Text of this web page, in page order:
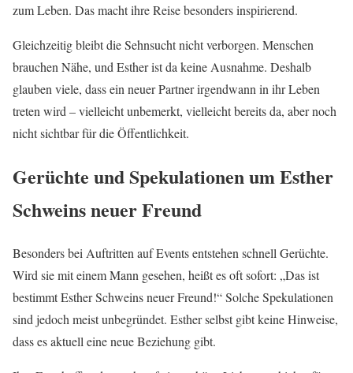
zum Leben. Das macht ihre Reise besonders inspirierend.
Gleichzeitig bleibt die Sehnsucht nicht verborgen. Menschen
brauchen Nähe, und Esther ist da keine Ausnahme. Deshalb
glauben viele, dass ein neuer Partner irgendwann in ihr Leben
treten wird – vielleicht unbemerkt, vielleicht bereits da, aber noch
nicht sichtbar für die Öffentlichkeit.
Gerüchte und Spekulationen um Esther
Schweins neuer Freund
Besonders bei Auftritten auf Events entstehen schnell Gerüchte.
Wird sie mit einem Mann gesehen, heißt es oft sofort: „Das ist
bestimmt Esther Schweins neuer Freund!“ Solche Spekulationen
sind jedoch meist unbegründet. Esther selbst gibt keine Hinweise,
dass es aktuell eine neue Beziehung gibt.